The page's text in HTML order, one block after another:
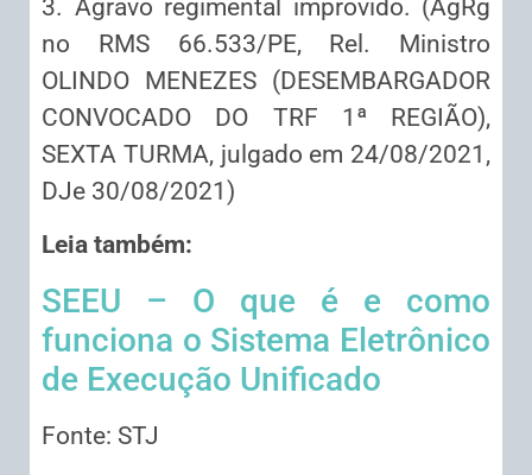
3. Agravo regimental improvido. (AgRg
no RMS 66.533/PE, Rel. Ministro
OLINDO MENEZES (DESEMBARGADOR
CONVOCADO DO TRF 1ª REGIÃO),
SEXTA TURMA, julgado em 24/08/2021,
DJe 30/08/2021)
Leia também:
SEEU – O que é e como
funciona o Sistema Eletrônico
de Execução Unificado
Fonte: STJ